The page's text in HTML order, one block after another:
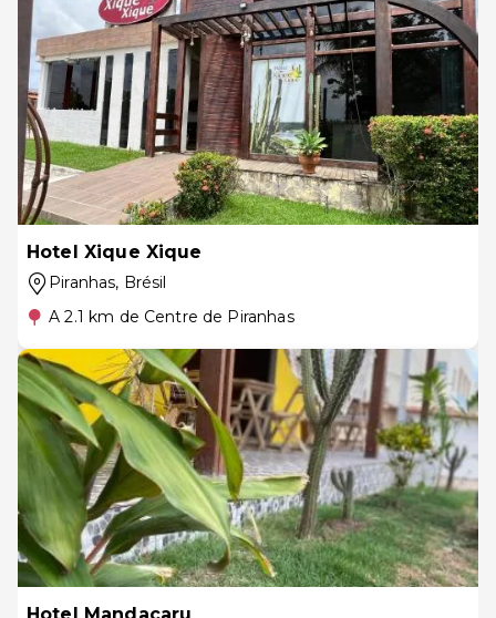
Hotel Xique Xique
Piranhas, Brésil
A 2.1 km de Centre de Piranhas